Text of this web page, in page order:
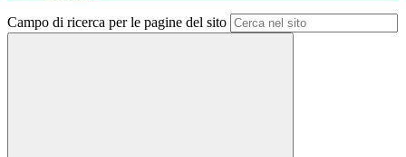
Campo di ricerca per le pagine del sito